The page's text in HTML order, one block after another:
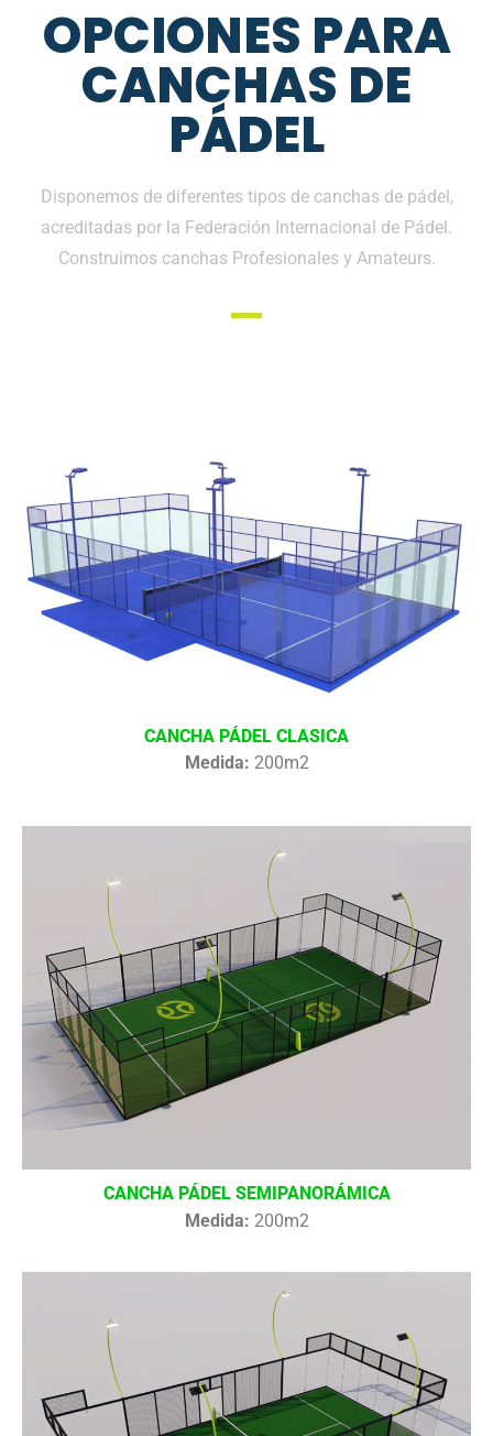
OPCIONES PARA
CANCHAS DE
PÁDEL
Disponemos de diferentes tipos de canchas de pádel,
acreditadas por la Federación Internacional de Pádel.
Construimos canchas Profesionales y Amateurs.
CANCHA PÁDEL CLASICA
Medida: 200m2
CANCHA PÁDEL SEMIPANORÁMICA
Medida: 200m2